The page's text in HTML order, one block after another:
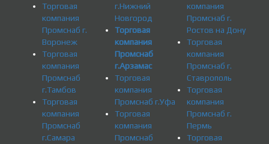
Торговая
компания
Промснаб г.
Воронеж
Торговая
компания
Промснаб
г.Тамбов
Торговая
компания
Промснаб
г.Самара
г.Нижний
Новгород
Торговая
компания
Промснаб
г.Арзамас
Торговая
компания
Промснаб г.Уфа
Торговая
компания
Промснаб
компания
Промснаб г.
Ростов на Дону
Торговая
компания
Промснаб г.
Ставрополь
Торговая
компания
Промснаб г.
Пермь
Торговая